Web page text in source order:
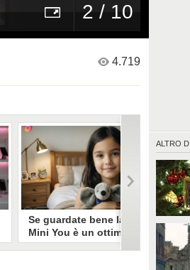
2 / 10
ALTRO DI
4.719
Se guardate bene la foto
Mini You è un ottimo modo
per regalare i dati